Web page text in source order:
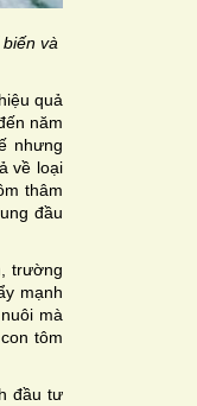
và
quả
năm
nhưng
về loại
thâm
đầu
trường
mạnh
mà
tôm
đầu tư